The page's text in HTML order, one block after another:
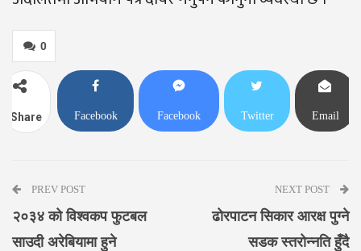
0
Share Facebook Facebook Twitter Email
PREV POST
२०३४ को विश्वकप फुटबल
साउदी अरेबियामा हुने
NEXT POST
ढोरपाटन सिकार आरक्ष पुग्ने
सडक स्तरोन्नति हुँदै